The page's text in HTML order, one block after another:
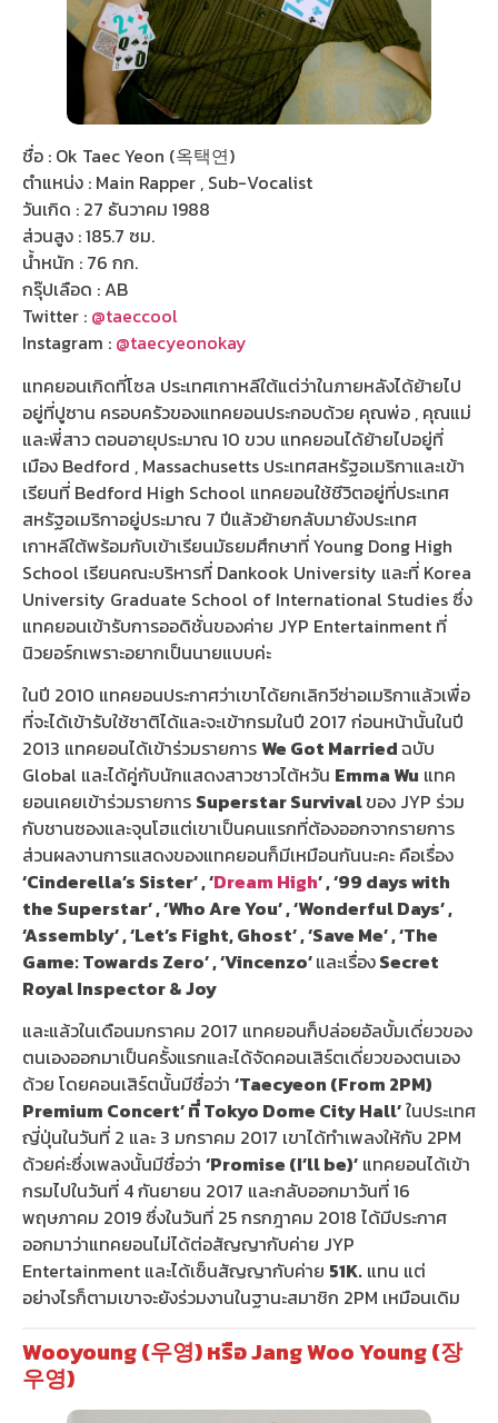
ชื่อ : Ok Taec Yeon (옥택연)
ตำแหน่ง : Main Rapper , Sub-Vocalist
วันเกิด : 27 ธันวาคม 1988
ส่วนสูง : 185.7 ซม.
น้ำหนัก : 76 กก.
กรุ๊ปเลือด : AB
Twitter : @taeccool
Instagram : @taecyeonokay
แทคยอนเกิดที่โซล ประเทศเกาหลีใต้แต่ว่าในภายหลังได้ย้ายไป
อยู่ที่ปูซาน ครอบครัวของแทคยอนประกอบด้วย คุณพ่อ , คุณแม่
และพี่สาว ตอนอายุประมาณ 10 ขวบ แทคยอนได้ย้ายไปอยู่ที่
เมือง Bedford , Massachusetts ประเทศสหรัฐอเมริกาและเข้า
เรียนที่ Bedford High School แทคยอนใช้ชีวิตอยู่ที่ประเทศ
สหรัฐอเมริกาอยู่ประมาณ 7 ปีแล้วย้ายกลับมายังประเทศ
เกาหลีใต้พร้อมกับเข้าเรียนมัธยมศึกษาที่ Young Dong High
School เรียนคณะบริหารที่ Dankook University และที่ Korea
University Graduate School of International Studies ซึ่ง
แทคยอนเข้ารับการออดิชั่นของค่าย JYP Entertainment ที่
นิวยอร์กเพราะอยากเป็นนายแบบค่ะ
ในปี 2010 แทคยอนประกาศว่าเขาได้ยกเลิกวีซ่าอเมริกาแล้วเพื่อ
ที่จะได้เข้ารับใช้ชาติได้และจะเข้ากรมในปี 2017 ก่อนหน้านั้นในปี
2013 แทคยอนได้เข้าร่วมรายการWe Got Married ฉบับ
Global และได้คู่กับนักแสดงสาวชาวไต้หวัน Emma Wu แทค
ยอนเคยเข้าร่วมรายการ Superstar Survivalของ JYP ร่วม
กับชานซองและจุนโฮแต่เขาเป็นคนแรกที่ต้องออกจากรายการ
ส่วนผลงานการแสดงของแทคยอนก็มีเหมือนกันนะคะ คือเรื่อง
‘Cinderella’s Sister’ , ‘Dream High’ , ‘99 days with
the Superstar’ , ‘Who Are You’ , ‘Wonderful Days’ ,
‘Assembly’ , ‘Let’s Fight, Ghost’ , ‘Save Me’ , ‘The
Game: Towards Zero’ , ‘Vincenzo’และเรื่องSecret
Royal Inspector & Joy
และแล้วในเดือนมกราคม 2017 แทคยอนก็ปล่อยอัลบั้มเดี่ยวของ
ตนเองออกมาเป็นครั้งแรกและได้จัดคอนเสิร์ตเดี่ยวของตนเอง
ด้วย โดยคอนเสิร์ตนั้นมีชื่อว่า ‘Taecyeon (From 2PM)
Premium Concert’ ที่ Tokyo Dome City Hall’ในประเทศ
ญี่ปุ่นในวันที่ 2 และ 3 มกราคม 2017 เขาได้ทำเพลงให้กับ 2PM
ด้วยค่ะซึ่งเพลงนั้นมีชื่อว่า ‘Promise (I’ll be)’ แทคยอนได้เข้า
กรมไปในวันที่ 4 กันยายน 2017 และกลับออกมาวันที่ 16
พฤษภาคม 2019 ซึ่งในวันที่ 25 กรกฎาคม 2018 ได้มีประกาศ
ออกมาว่าแทคยอนไม่ได้ต่อสัญญากับค่าย JYP
Entertainment และได้เซ็นสัญญากับค่าย 51K. แทน แต่
อย่างไรก็ตามเขาจะยังร่วมงานในฐานะสมาชิก 2PM เหมือนเดิม
Wooyoung (우영) หรือ Jang Woo Young (장
우영)